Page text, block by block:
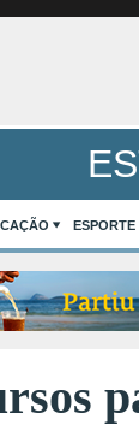
ESPORTE